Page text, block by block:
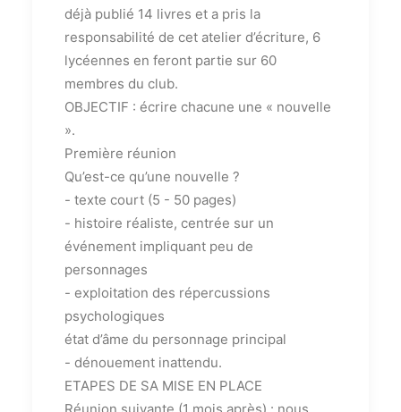
déjà publié 14 livres et a pris la
responsabilité de cet atelier d’écriture, 6
lycéennes en feront partie sur 60
membres du club.
OBJECTIF : écrire chacune une « nouvelle
».
Première réunion
Qu’est-ce qu’une nouvelle ?
- texte court (5 - 50 pages)
- histoire réaliste, centrée sur un
événement impliquant peu de
personnages
- exploitation des répercussions
psychologiques
état d’âme du personnage principal
- dénouement inattendu.
ETAPES DE SA MISE EN PLACE